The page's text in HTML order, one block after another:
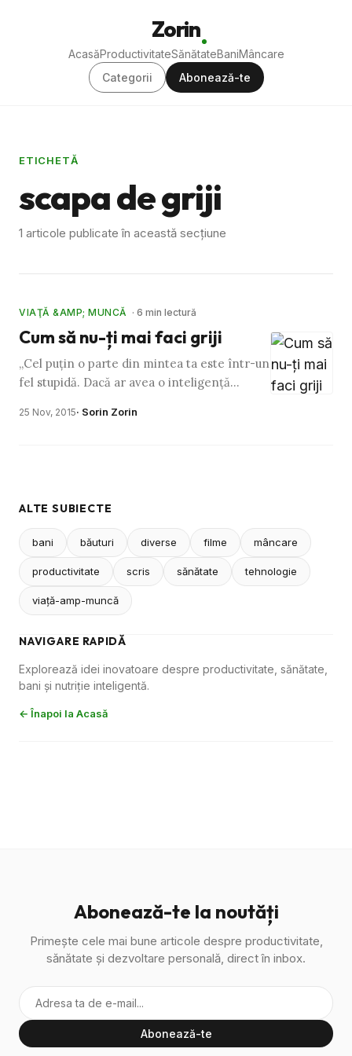
Zorin
AcasăProductivitateSănătateBaniMâncare
Categorii
Abonează-te
ETICHETĂ
scapa de griji
1 articole publicate în această secțiune
VIAŢĂ &AMP; MUNCĂ · 6 min lectură
Cum să nu-ți mai faci griji
„Cel puțin o parte din mintea ta este într-un
fel stupidă. Dacă ar avea o inteligență
care trebuia să le …
25 Nov, 2015· Sorin Zorin
ALTE SUBIECTE
bani băuturi diverse filme mâncare
productivitate scris sănătate tehnologie
viaţă-amp-muncă
NAVIGARE RAPIDĂ
Explorează idei inovatoare despre productivitate, sănătate,
bani și nutriție inteligentă.
← Înapoi la Acasă
Abonează-te la noutăți
Primește cele mai bune articole despre productivitate,
sănătate și dezvoltare personală, direct în inbox.
Abonează-te